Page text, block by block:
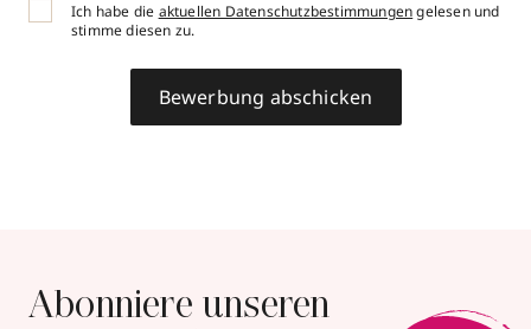
Ich habe die aktuellen Datenschutzbestimmungengelesen und
stimme diesen zu.
Bewerbung abschicken
Abonniere unseren